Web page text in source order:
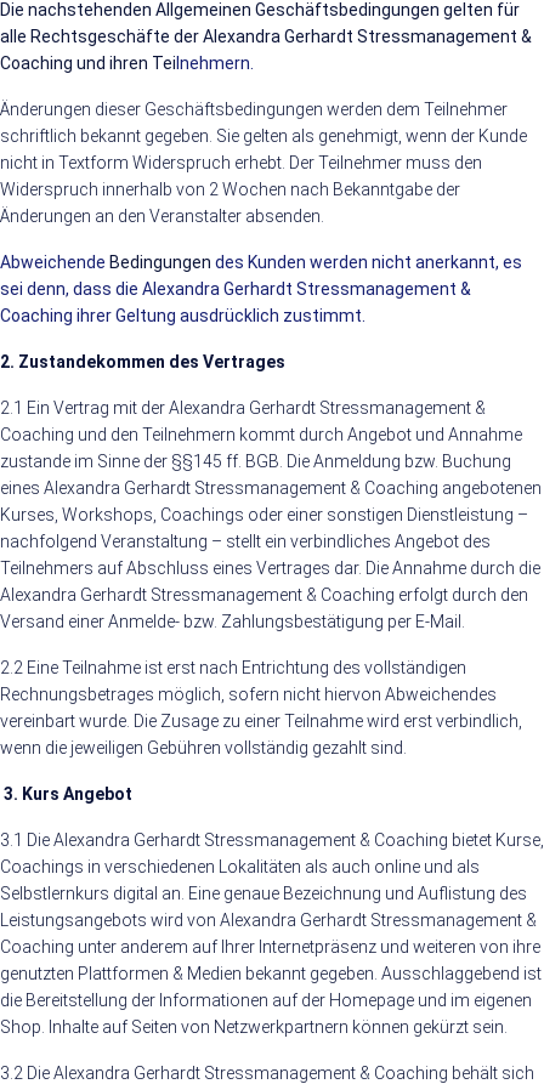
Die nachstehenden Allgemeinen Geschäftsbedingungen gelten für
alle Rechtsgeschäfte der Alexandra Gerhardt Stressmanagement &
Coaching und ihren Teilnehmern.
Änderungen dieser Geschäftsbedingungen werden dem Teilnehmer
schriftlich bekannt gegeben. Sie gelten als genehmigt, wenn der Kunde
nicht in Textform Widerspruch erhebt. Der Teilnehmer muss den
Widerspruch innerhalb von 2 Wochen nach Bekanntgabe der
Änderungen an den Veranstalter absenden.
Abweichende Bedingungen des Kunden werden nicht anerkannt, es
sei denn, dass die Alexandra Gerhardt Stressmanagement &
Coaching ihrer Geltung ausdrücklich zustimmt.
2. Zustandekommen des Vertrages
2.1 Ein Vertrag mit der Alexandra Gerhardt Stressmanagement &
Coaching und den Teilnehmern kommt durch Angebot und Annahme
zustande im Sinne der §§145 ff. BGB. Die Anmeldung bzw. Buchung
eines Alexandra Gerhardt Stressmanagement & Coaching angebotenen
Kurses, Workshops, Coachings oder einer sonstigen Dienstleistung –
nachfolgend Veranstaltung – stellt ein verbindliches Angebot des
Teilnehmers auf Abschluss eines Vertrages dar. Die Annahme durch die
Alexandra Gerhardt Stressmanagement & Coaching erfolgt durch den
Versand einer Anmelde- bzw. Zahlungsbestätigung per E-Mail.
2.2 Eine Teilnahme ist erst nach Entrichtung des vollständigen
Rechnungsbetrages möglich, sofern nicht hiervon Abweichendes
vereinbart wurde. Die Zusage zu einer Teilnahme wird erst verbindlich,
wenn die jeweiligen Gebühren vollständig gezahlt sind.
3. Kurs Angebot
3.1 Die Alexandra Gerhardt Stressmanagement & Coaching bietet Kurse,
Coachings in verschiedenen Lokalitäten als auch online und als
Selbstlernkurs digital an. Eine genaue Bezeichnung und Auflistung des
Leistungsangebots wird von Alexandra Gerhardt Stressmanagement &
Coaching unter anderem auf Ihrer Internetpräsenz und weiteren von ihre
genutzten Plattformen & Medien bekannt gegeben. Ausschlaggebend ist
die Bereitstellung der Informationen auf der Homepage und im eigenen
Shop. Inhalte auf Seiten von Netzwerkpartnern können gekürzt sein.
3.2 Die Alexandra Gerhardt Stressmanagement & Coaching behält sich